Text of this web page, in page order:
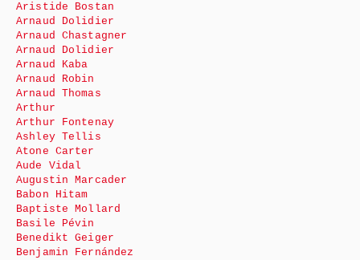
Aristide Bostan
Arnaud Dolidier
Arnaud Chastagner
Arnaud Dolidier
Arnaud Kaba
Arnaud Robin
Arnaud Thomas
Arthur
Arthur Fontenay
Ashley Tellis
Atone Carter
Aude Vidal
Augustin Marcader
Babon Hitam
Baptiste Mollard
Basile Pévin
Benedikt Geiger
Benjamin Fernández